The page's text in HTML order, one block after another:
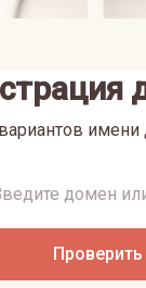
имени
Проверить